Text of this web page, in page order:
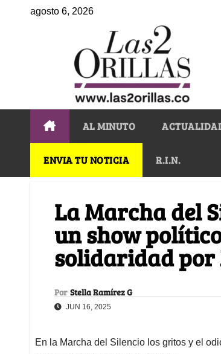
agosto 6, 2026
AL MINUTO
ENVIA TU NOTICIA R.I.N.
La Marcha del
un show
solidaridad por
Por Stella Ramírez G
JUN 16, 2025
En la Marcha del Silencio los gritos y el